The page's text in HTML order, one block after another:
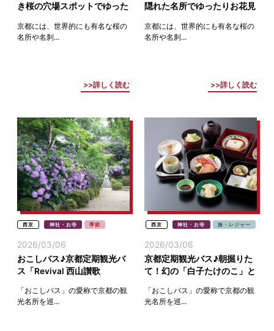
き桜の穴場スポットでゆった
京都には、世界的にも有名な桜の
名所や名刹...
詳しく読む
隠れた名所でゆったりお花見
京都には、世界的にも有名な桜の
名所や名刹...
詳しく読む
西京 神社・お寺 季節
2026/03/06
おこしバス♪京都定期観光バ
ス「Revival 西山讃歌
「おこしバス」の愛称で京都の観
光名所を巡...
西京 神社・お寺 旅・レジャー
2026/03/06
京都定期観光バス♪朝掘りた
て！幻の「白子たけのこ」と
寺
「おこしバス」の愛称で京都の観
光名所を巡...